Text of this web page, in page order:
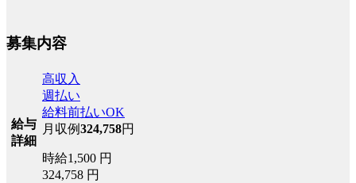
募集内容
給与
詳細
高収入
週払い
給料前払いOK
月収例324,758円
時給1,500 円
324,758 円